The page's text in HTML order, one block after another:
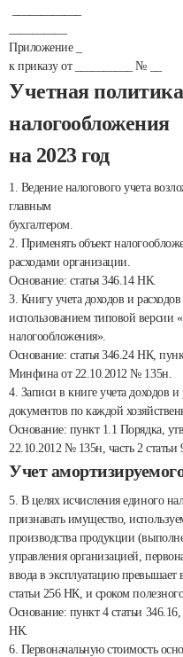
Приложение _
к приказу от __________ № __
Учетная
налогообложения
на 2023 год
1. Ведение налогового учета
главным
бухгалтером.
2. Применять объект
расходами организации.
Основание: статья 346.14 НК.
3. Книгу учета доходов и
использованием типовой версии
налогообложения».
Основание: статья 346.24 НК,
Минфина от 22.10.2012 № 135н.
4. Записи в книге учета доходов
документов по каждой
Основание: пункт 1.1 Порядка,
22.10.2012 № 135н, часть 2
Учет
5. В целях исчисления единого
признавать имущество,
производства продукции
управления организацией,
ввода в эксплуатацию
статьи 256 НК, и сроком
Основание: пункт 4 статьи
НК.
6. Первоначальную стоимость